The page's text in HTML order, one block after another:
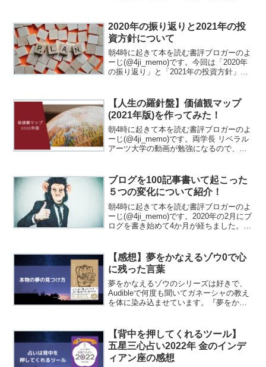
きているのか？何をどうしたくて今ここ
にいるの...
2020年の振り返りと2021年の投
資方針について
朝4時に起きて本を読む書評ブロガーのよ
ーじ(@4ji_memo)です。今回は「2020年
の振り返り」と「2021年の投資方針」に
状の考えをまとめておこうと思いま
す。...
【人生の羅針盤】価値観マップ
(2021年版)を作ってみた！
朝4時に起きて本を読む書評ブロガーのよ
ーじ(@4ji_memo)です。両学長 リベラル
アーツ大学の動画が勉強になるので、よ
画を配信されています。両＠学長投資や
副業もいい...
ブログを100記事書いて起こった
５つの変化について紹介！
朝4時に起きて本を読む書評ブロガーのよ
ーじ(@4ji_memo)です。2020年の2月にブ
ログを書き始めて4か月が経ちました。
て、100記事書いたら起こった...
【感想】夢をかなえるゾウ0で心
に残った言葉
夢をかなえるゾウのシリーズは好きで、
Audibleで何度も聞いてガネーシャの教え
を体に染み込ませています。『夢をかな
/文響社/水野敬也posted with カエ...
【背中を押してくれるツール】
五星三心占い2022年 金のインデ
ィアン座の感想